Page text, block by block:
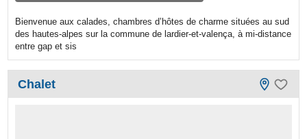
Bienvenue aux calades, chambres d’hôtes de charme situées au sud
des hautes-alpes sur la commune de lardier-et-valença, à mi-distance
entre gap et sis
Chalet